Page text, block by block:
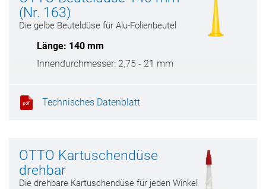
(Nr. 163)
Die gelbe Beuteldüse für Alu-Folienbeutel
Länge: 140 mm
Innendurchmesser: 2,75 - 21 mm
Technisches Datenblatt
OTTO Kartuschendüse
drehbar
Die drehbare Kartuschendüse für jeden Winkel